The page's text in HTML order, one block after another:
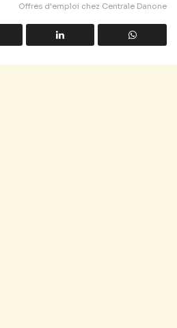
Offres d'emploi chez Centrale Danone